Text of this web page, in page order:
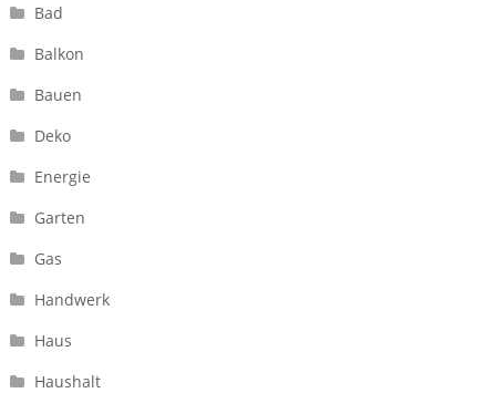
Bad
Balkon
Bauen
Deko
Energie
Garten
Gas
Handwerk
Haus
Haushalt